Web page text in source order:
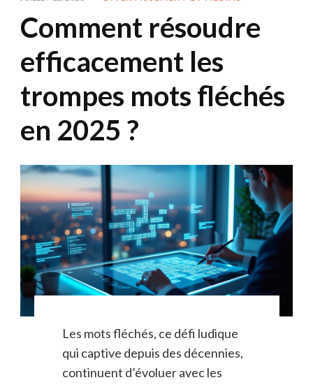
Comment résoudre
efficacement les
trompes mots fléchés
en 2025 ?
Les mots fléchés, ce défi ludique
qui captive depuis des décennies,
continuent d’évoluer avec les